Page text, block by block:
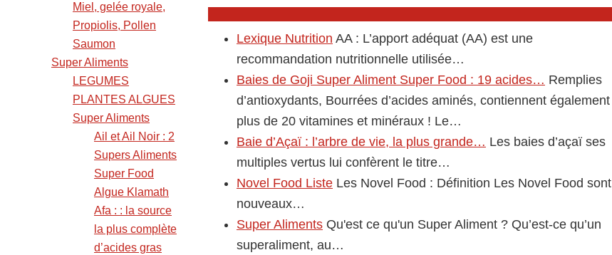
Lexique Nutrition AA : L’apport adéquat (AA) est une
recommandation nutritionnelle utilisée…
Baies de Goji Super Aliment Super Food : 19 acides… Remplies
d’antioxydants, Bourrées d’acides aminés, contiennent également
plus de 20 vitamines et minéraux ! Le…
Baie d’Açaï : l’arbre de vie, la plus grande… Les baies d’açaï ses
multiples vertus lui confèrent le titre…
Novel Food Liste Les Novel Food : Définition Les Novel Food sont
nouveaux…
Super Aliments Qu'est ce qu'un Super Aliment ? Qu’est-ce qu’un
superaliment, au…
Miel, gelée royale,
Propiolis, Pollen
Saumon
Super Aliments
LEGUMES
PLANTES ALGUES
Super Aliments
Ail et Ail Noir : 2
Supers Aliments
Super Food
Algue Klamath
Afa : : la source
la plus complète
d’acides gras